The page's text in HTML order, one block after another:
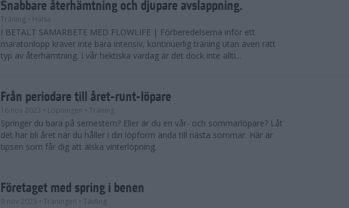
Snabbare återhämtning och djupare avslappning.
Träning • Hälsa
I BETALT SAMARBETE MED FLOWLIFE | Förberedelserna inför ett
maratonlopp kräver inte bara intensiv, kontinuerlig träning utan även rätt
typ av återhämtning. I vår hektiska vardag är det dock inte allti...
Från periodare till året-runt-löpare
16 nov 2023 • Löpningen • Träning
Springer du bara på semestern? Eller är du en vår- och sommarlöpare? Låt
det här bli året när du håller i din löpform ända till nästa sommar. Här är
tipsen som får dig att älska vinterlöpning.
Företaget med spring i benen
9 nov 2023 • Träningen • Tävling